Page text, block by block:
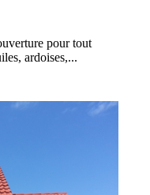
pour tout
ardoises,...